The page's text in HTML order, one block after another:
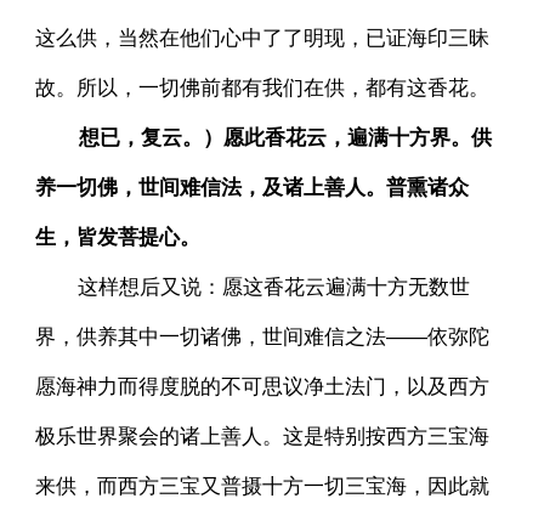
这么供，当然在他们心中了了明现，已证海印三昧
故。所以，一切佛前都有我们在供，都有这香花。
想已，复云。）愿此香花云，遍满十方界。供
养一切佛，世间难信法，及诸上善人。普熏诸众
生，皆发菩提心。
这样想后又说：愿这香花云遍满十方无数世
界，供养其中一切诸佛，世间难信之法——依弥陀
愿海神力而得度脱的不可思议净土法门，以及西方
极乐世界聚会的诸上善人。这是特别按西方三宝海
来供，而西方三宝又普摄十方一切三宝海，因此就